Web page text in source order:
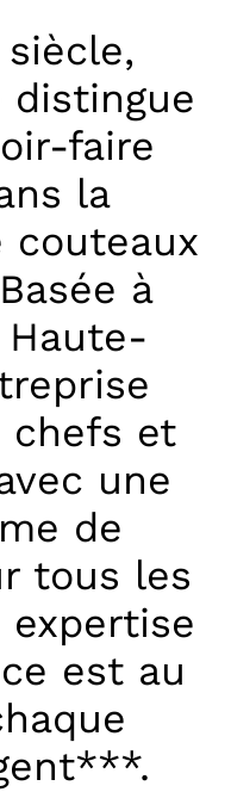
faire
la
couteaux
à
Haute-
chefs et
une
de
tous les
expertise
est au